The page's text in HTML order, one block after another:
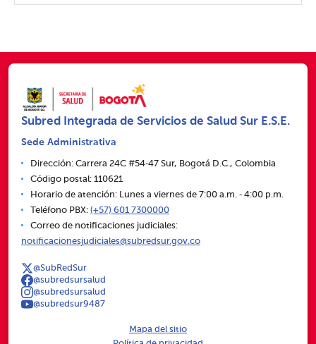
Subred Integrada de Servicios de Salud Sur E.S.E.
Sede Administrativa
Dirección: Carrera 24C #54‑47 Sur, Bogotá D.C., Colombia
Código postal: 110621
Horario de atención: Lunes a viernes de 7:00 a.m. ‑ 4:00 p.m.
Teléfono PBX: (+57) 601 7300000
Correo de notificaciones judiciales:
notificacionesjudiciales@subredsur.gov.co
@SubRedSur
@subredsursalud
@subredsursalud
@subredsur9487
Mapa del sitio